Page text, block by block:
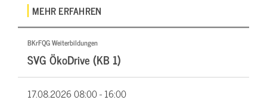
MEHR ERFAHREN
BKrFQG Weiterbildungen
SVG ÖkoDrive (KB 1)
17.08.202608:00 - 16:00